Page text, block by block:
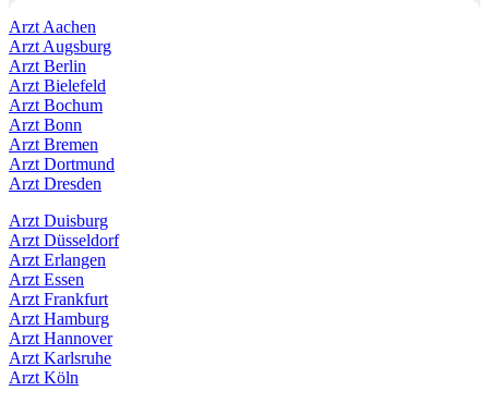
Arzt Aachen
Arzt Augsburg
Arzt Berlin
Arzt Bielefeld
Arzt Bochum
Arzt Bonn
Arzt Bremen
Arzt Dortmund
Arzt Dresden
Arzt Duisburg
Arzt Düsseldorf
Arzt Erlangen
Arzt Essen
Arzt Frankfurt
Arzt Hamburg
Arzt Hannover
Arzt Karlsruhe
Arzt Köln